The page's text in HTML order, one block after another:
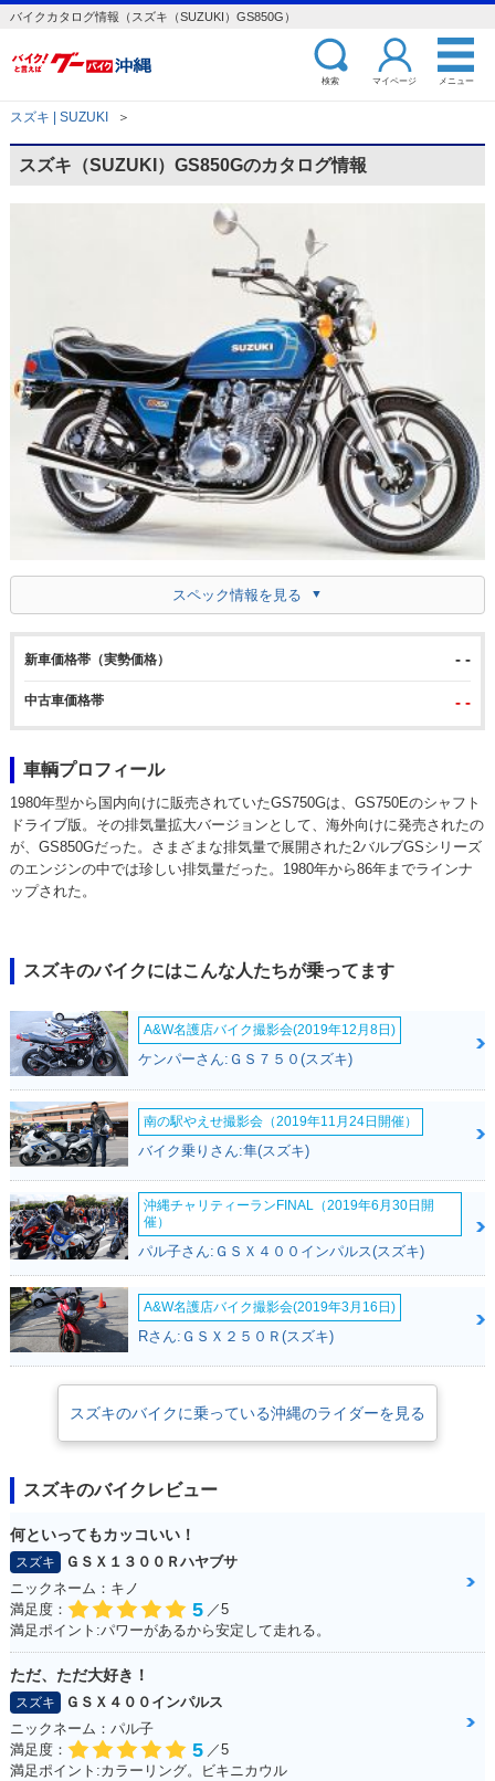
バイクカタログ情報（スズキ（SUZUKI）GS850G）
検索 マイページ メニュー
スズキ | SUZUKI ＞
スズキ（SUZUKI）GS850Gのカタログ情報
スペック情報を見る
新車価格帯（実勢価格） - -
中古車価格帯 - -
車輌プロフィール
1980年型から国内向けに販売されていたGS750Gは、GS750Eのシャフト
ドライブ版。その排気量拡大バージョンとして、海外向けに発売されたの
が、GS850Gだった。さまざまな排気量で展開された2バルブGSシリーズ
のエンジンの中では珍しい排気量だった。1980年から86年までラインナ
ップされた。
スズキのバイクにはこんな人たちが乗ってます
A&W名護店バイク撮影会(2019年12月8日)
ケンパーさん:ＧＳ７５０(スズキ)
南の駅やえせ撮影会（2019年11月24日開催）
バイク乗りさん:隼(スズキ)
沖縄チャリティーランFINAL（2019年6月30日開
催）
パル子さん:ＧＳＸ４００インパルス(スズキ)
A&W名護店バイク撮影会(2019年3月16日)
Rさん:ＧＳＸ２５０Ｒ(スズキ)
スズキのバイクに乗っている沖縄のライダーを見る
スズキのバイクレビュー
何といってもカッコいい！
スズキ
ＧＳＸ１３００Ｒハヤブサ
ニックネーム：キノ
満足度：
5 ／5
満足ポイント:パワーがあるから安定して走れる。
ただ、ただ大好き！
スズキ
ＧＳＸ４００インパルス
ニックネーム：パル子
満足度：
5 ／5
満足ポイント:カラーリング。ビキニカウル